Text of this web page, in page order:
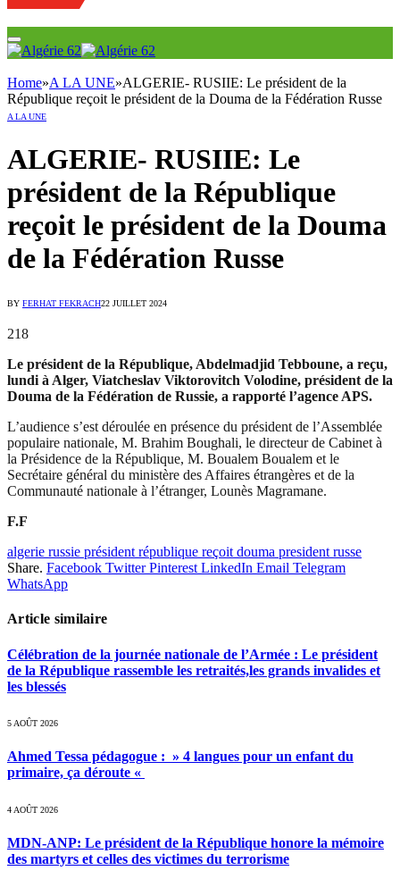
Home»A LA UNE»ALGERIE- RUSIIE: Le président de la
République reçoit le président de la Douma de la Fédération Russe
A LA UNE
ALGERIE- RUSIIE: Le
président de la République
reçoit le président de la Douma
de la Fédération Russe
BY FERHAT FEKRACH22 JUILLET 2024
218
Le président de la République, Abdelmadjid Tebboune, a reçu,
lundi à Alger, Viatcheslav Viktorovitch Volodine, président de la
Douma de la Fédération de Russie, a rapporté l’agence APS.
L’audience s’est déroulée en présence du président de l’Assemblée
populaire nationale, M. Brahim Boughali, le directeur de Cabinet à
la Présidence de la République, M. Boualem Boualem et le
Secrétaire général du ministère des Affaires étrangères et de la
Communauté nationale à l’étranger, Lounès Magramane.
F.F
algerie russie président république reçoit douma president russe
Share. Facebook Twitter Pinterest LinkedIn Email Telegram
WhatsApp
Article similaire
Célébration de la journée nationale de l’Armée : Le président
de la République rassemble les retraités,les grands invalides et
les blessés
5 AOÛT 2026
Ahmed Tessa pédagogue : » 4 langues pour un enfant du
primaire, ça déroute «
4 AOÛT 2026
MDN-ANP: Le président de la République honore la mémoire
des martyrs et celles des victimes du terrorisme